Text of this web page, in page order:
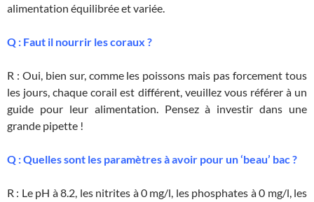
alimentation équilibrée et variée.
Q : Faut il nourrir les coraux ?
R : Oui, bien sur, comme les poissons mais pas forcement tous
les jours, chaque corail est différent, veuillez vous référer à un
guide pour leur alimentation. Pensez à investir dans une
grande pipette !
Q : Quelles sont les paramètres à avoir pour un ‘beau’ bac ?
R : Le pH à 8.2, les nitrites à 0 mg/l, les phosphates à 0 mg/l, les